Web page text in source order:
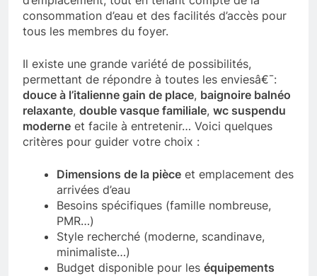
consommation d’eau et des facilités d’accès pour
tous les membres du foyer.
Il existe une grande variété de possibilités,
permettant de répondre à toutes les enviesâ€¯:
douce à l’italienne gain de place, baignoire balnéo
relaxante, double vasque familiale, wc suspendu
moderne et facile à entretenir… Voici quelques
critères pour guider votre choix :
Dimensions de la pièce et emplacement des
arrivées d’eau
Besoins spécifiques (famille nombreuse,
PMR…)
Style recherché (moderne, scandinave,
minimaliste…)
Budget disponible pour les équipements